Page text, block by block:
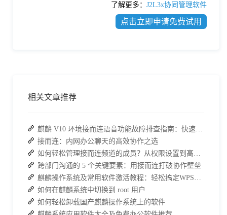
了解更多： J2L3x协同管理软件
点击立即申请免费试用
相关文章推荐
接而连：内网办公聊天的高效协作之选
跨部门沟通的 5 个关键要素：用接而连打破协作壁垒
如何在麒麟系统中切换到 root 用户
如何轻松卸载国产麒麟操作系统上的软件